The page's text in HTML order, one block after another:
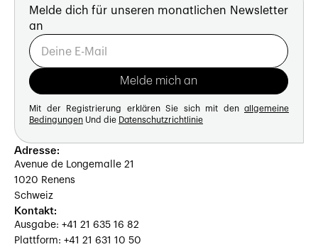
Melde dich für unseren monatlichen Newsletter
an
Mit der Registrierung erklären Sie sich mit den allgemeine
Bedingungen Und die Datenschutzrichtlinie
Adresse:
Avenue de Longemalle 21
1020 Renens
Schweiz
Kontakt:
Ausgabe: +41 21 635 16 82
Plattform: +41 21 631 10 50